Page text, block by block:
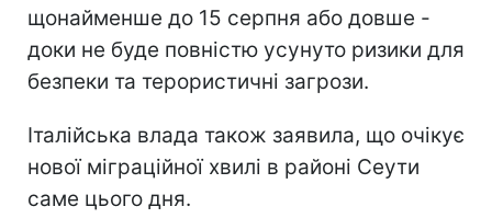
щонайменше до 15 серпня або довше -
доки не буде повністю усунуто ризики для
безпеки та терористичні загрози.
Італійська влада також заявила, що очікує
нової міграційної хвилі в районі Сеути
саме цього дня.